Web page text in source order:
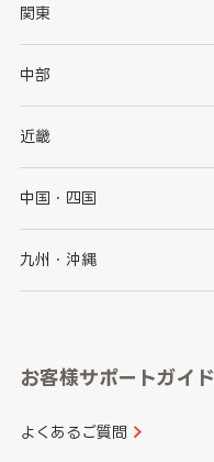
北海道
岩手県
秋田県
関東
茨城県
群馬県
千葉県
中部
新潟県
石川県
山梨県
愛知県
近畿
大阪府
京都府
和歌山県
中国・四国
鳥取県
山口県
香川県
九州・沖縄
長崎県
大分県
お客様サポートガイド
よくあるご質問